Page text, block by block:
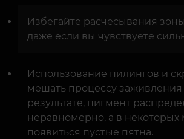
Избегайте расчесывания
даже если вы чувствуете
Использование пилингов и
мешать процессу
результате, пигмент
неравномерно, а в некоторых
появиться пустые пятна.